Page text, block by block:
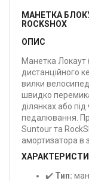
МАНЕТКА
ROCKSHOX
ОПИС
Манетка Локаут
дистанційного
вилки
швидко
ділянках або
педалювання.
Suntour та
амортизатора в
✔️ Тип: